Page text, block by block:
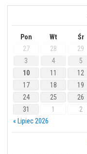
Pon Wt Śr
27
28 29
3
4 5
10
11 12
17
18 19
24
25 26
31
1 2
« Lipiec 2026